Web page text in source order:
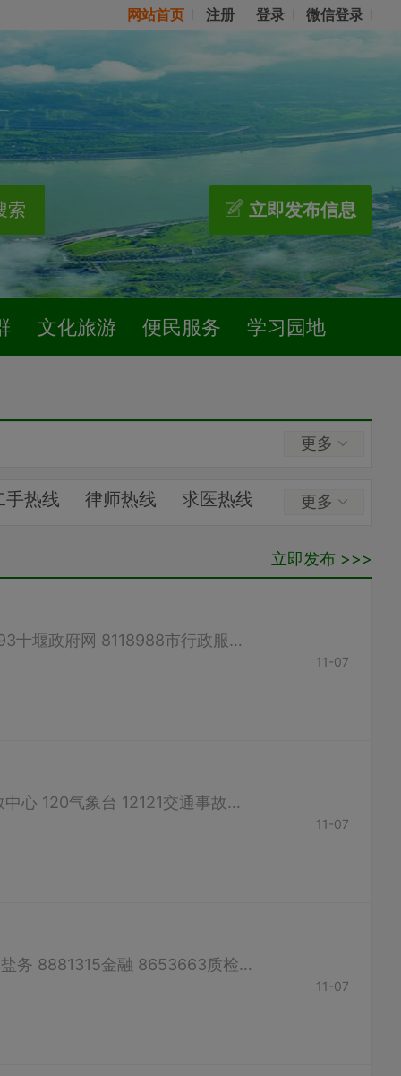
网站首页 注册 登录 微信登录
索 立即发布信息
文化旅游 便民服务 学习园地
更多
手热线 律师热线
求医热线
市民之声
村民之声
更多
立即发布 >>>
市长热线 12345 8111456市委总值班室 8111214市纪委监察局举报电话 8111393十堰政府网 8118988市行政服务中心投诉电话 8116876 （如有错误，请联系客服修改）
11-07
报警台 110电话故障台 112长途挂号台 113查号台 114报时台 117火警台 119急救中心 120气象台 12121交通事故报警台 122 （如有错误，请联系客服修改）
11-07
工商 12315物价 12358环保 12369卫生 8675017农机 8651306农资 8651395盐务 8881315金融 8653663质检 8654908房产 8685630家电 8689796电信 8666999旅游 8683356移动 13972460000公交 8676315出...
11-07